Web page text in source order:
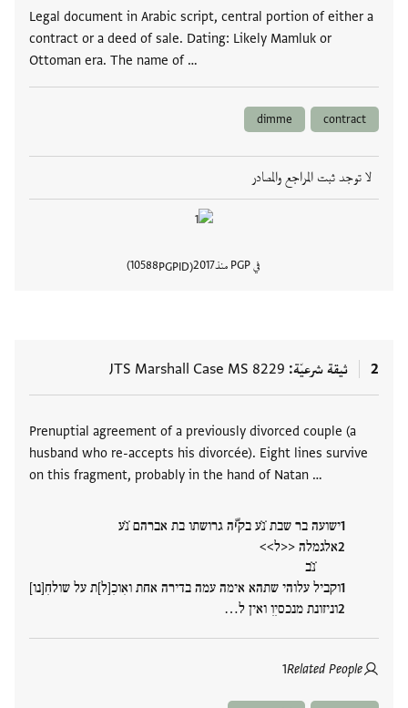
Legal document in Arabic script, central portion of either a
contract or a deed of sale. Dating: Likely Mamluk or
Ottoman era. The name of …
contract
dimme
لا توجد ثبت المراجع والمصادر
في PGP منذ 2017
PGPID
10588
2 ثيقة شرعيّة JTS Marshall Case MS 8229
Prenuptial agreement of a previously divorced couple (a
husband who re-accepts his divorcée). Eight lines survive
on this fragment, probably in the hand of Natan …
ישועה בר שבת ̇נ̇ע בקיّה גרושתו בת אברהם ̇נ̇ע
אלגמלה <<ל>>
̇נ̇ב
וקביל עלוהי שתהא אימה עמה בדירה אחת ואִוכִ[ל]ת על שולחִ[נו]
וניזונת מנכסיִוִ ואין ל…
Related People
1